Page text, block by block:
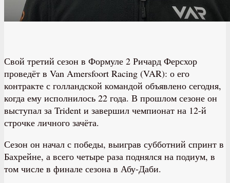
Свой третий сезон в Формуле 2 Ричард Ферсхор
проведёт в Van Amersfoort Racing (VAR): о его
контракте с голландской командой объявлено сегодня,
когда ему исполнилось 22 года. В прошлом сезоне он
выступал за Trident и завершил чемпионат на 12-й
строчке личного зачёта.
Сезон он начал с победы, выиграв субботний спринт в
Бахрейне, а всего четыре раза поднялся на подиум, в
том числе в финале сезона в Абу-Даби.